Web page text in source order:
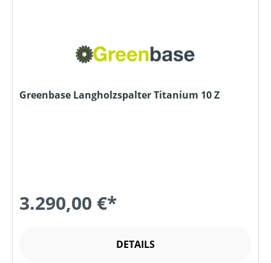
Greenbase Langholzspalter Titanium 10 Z
3.290,00 €*
DETAILS